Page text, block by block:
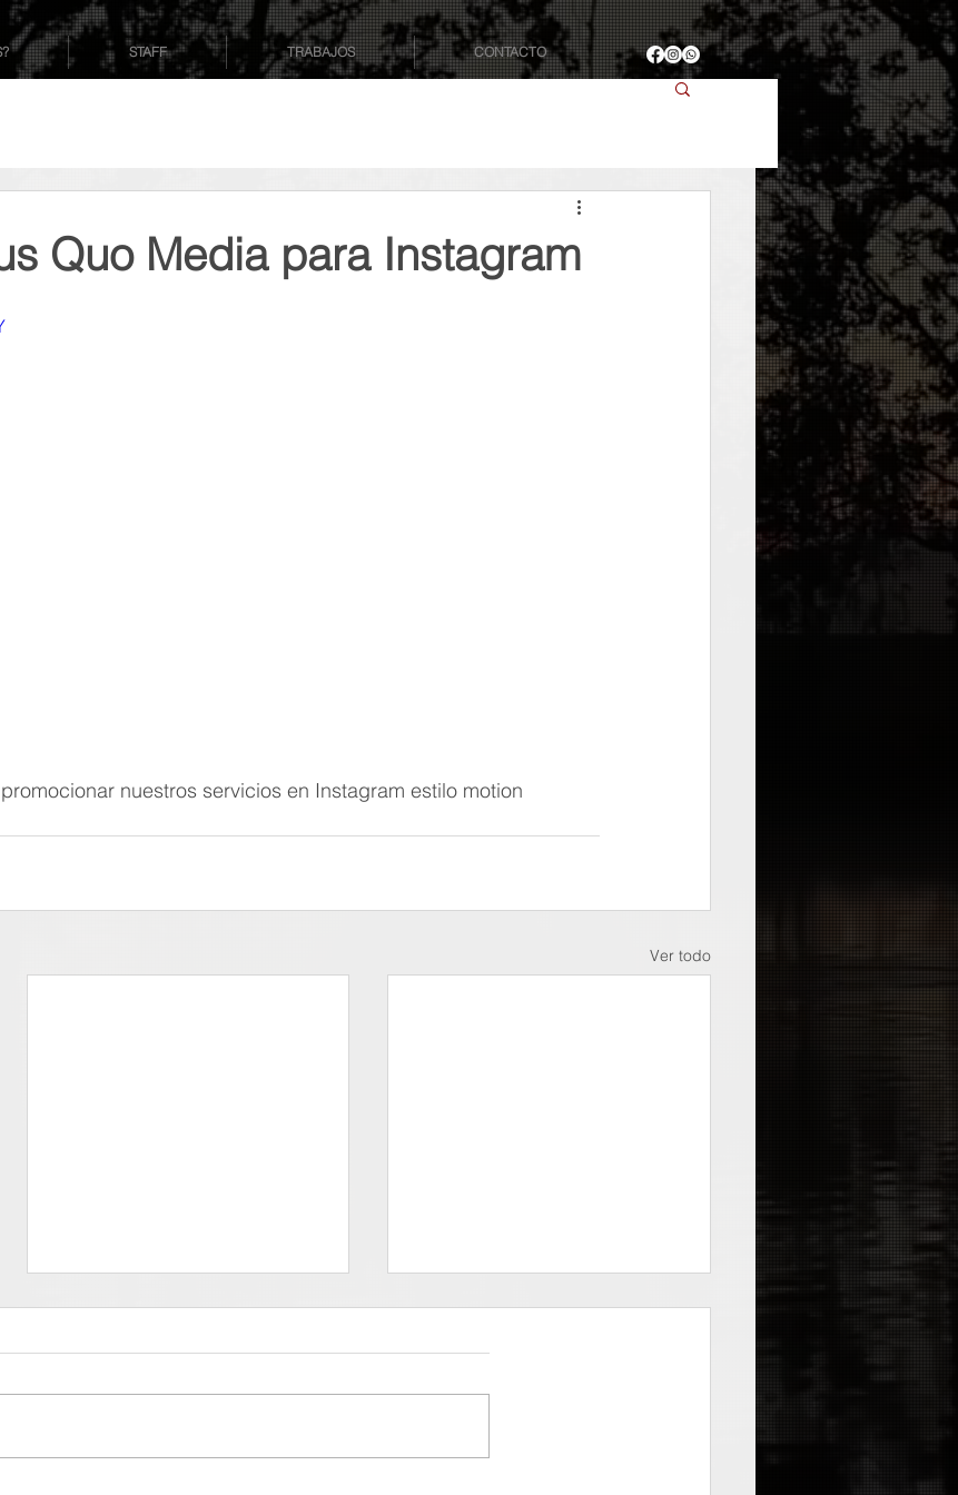
STAFF TRABAJOS CONTACTO
Quo Media para Instagram
nuestros servicios en Instagram estilo motion
Ver todo